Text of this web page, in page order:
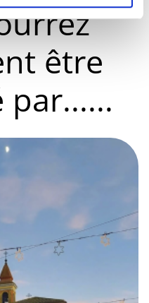
être
par......